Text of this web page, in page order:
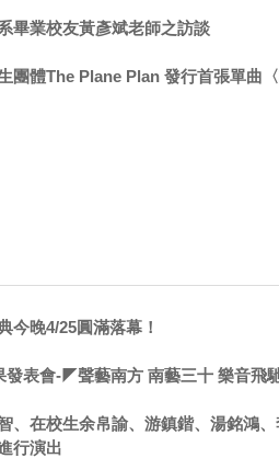
畢業校友黃彥斌老師之訪談
團體The Plane Plan 發行首張單曲〈
今晚4/25圓滿落幕！
發表會-◤聲藝南方 南藝三十 樂音飛
、在校生余帛諭、游鎮鍇、湯銘鴻
行演出